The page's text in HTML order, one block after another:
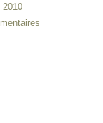
2010